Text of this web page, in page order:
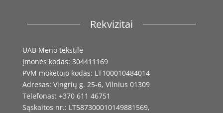
Rekvizitai
UAB Meno tekstilė
Įmonės kodas: 304411169
PVM mokėtojo kodas: LT100010484014
Adresas: Vingrių g. 25-6, Vilnius 01309
Telefonas: +370 611 46751
Sąskaitos nr.: LT587300010149881569,